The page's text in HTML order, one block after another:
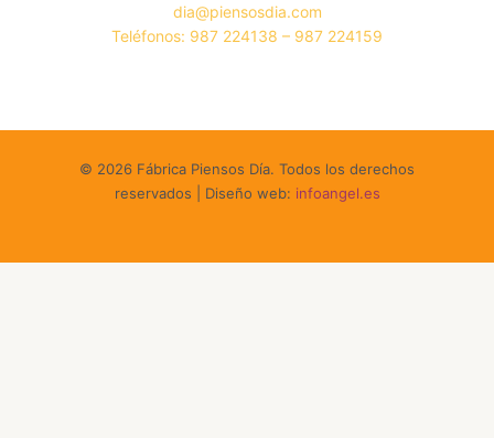
dia@piensosdia.com
Teléfonos: 987 224138 – 987 224159
© 2026 Fábrica Piensos Día. Todos los derechos
reservados | Diseño web: infoangel.es